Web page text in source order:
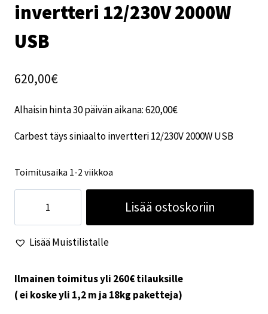
invertteri 12/230V 2000W
USB
620,00€
Alhaisin hinta 30 päivän aikana:620,00€
Carbest täys siniaalto invertteri 12/230V 2000W USB
Toimitusaika 1-2 viikkoa
siniaalto
invertteri
2000W
USB
Lisää ostoskoriin
Lisää Muistilistalle
Ilmainen toimitus yli 260€ tilauksille
( ei koske yli 1,2 m ja 18kg paketteja)